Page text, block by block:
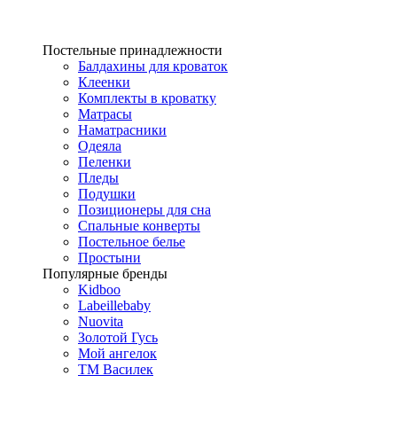
Постельные принадлежности
Балдахины для кроваток
Клеенки
Комплекты в кроватку
Матрасы
Наматрасники
Одеяла
Пеленки
Пледы
Подушки
Позиционеры для сна
Спальные конверты
Постельное белье
Простыни
Популярные бренды
Kidboo
Labeillebaby
Nuovita
Золотой Гусь
Мой ангелок
ТМ Василек